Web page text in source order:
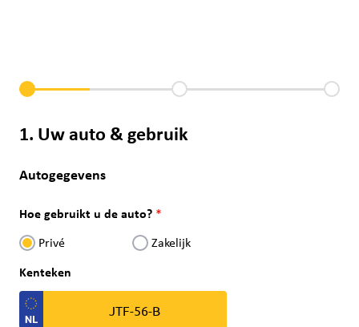
1. Uw auto & gebruik
Autogegevens
Hoe gebruikt u de auto?
Privé Zakelijk
Kenteken